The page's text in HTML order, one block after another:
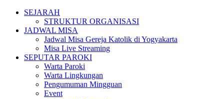
SEJARAH
STRUKTUR ORGANISASI
JADWAL MISA
Jadwal Misa Gereja Katolik di Yogyakarta
Misa Live Streaming
SEPUTAR PAROKI
Warta Paroki
Warta Lingkungan
Pengumuman Mingguan
Event